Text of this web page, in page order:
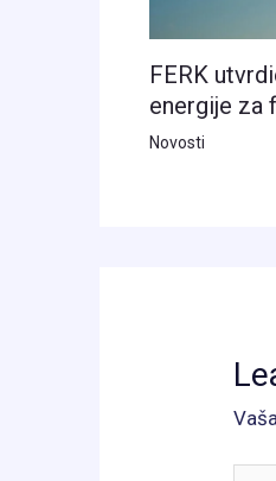
FERK
energije za
Novosti